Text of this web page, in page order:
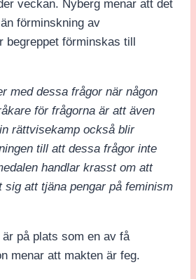
veckan. Nyberg menar att det
förminskning av
förminskas till
med dessa frågor när någon
för frågorna är att även
rättvisekamp också blir
till att dessa frågor inte
handlar krasst om att
sig att tjäna pengar på feminism
på plats som en av få
menar att makten är feg.